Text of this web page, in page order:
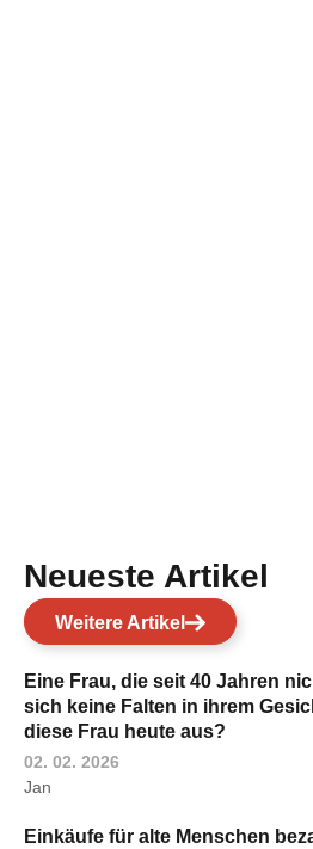
Neueste Artikel
Weitere Artikel
Eine Frau, die seit 40 Jahren
sich keine Falten in ihrem
diese Frau heute aus?
02. 02. 2026
Jan
Einkäufe für alte Menschen